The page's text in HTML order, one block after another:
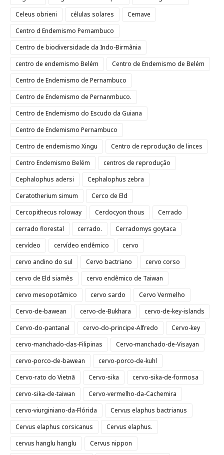
Celeus obrieni
células solares
Cemave
Centro d Endemismo Pernambuco
Centro de biodiversidade da Indo-Birmânia
centro de endemismo Belém
Centro de Endemismo de Belém
Centro de Endemismo de Pernambuco
Centro de Endemismo de Pernanmbuco.
Centro de Endemismo do Escudo da Guiana
Centro de Endemismo Pernambuco
Centro de endemismo Xingu
Centro de reprodução de linces
Centro Endemismo Belém
centros de reprodução
Cephalophus adersi
Cephalophus zebra
Ceratotherium simum
Cerco de Eld
Cercopithecus roloway
Cerdocyon thous
Cerrado
cerrado florestal
cerrado.
Cerradomys goytaca
cervídeo
cervídeo endêmico
cervo
cervo andino do sul
Cervo bactriano
cervo corso
cervo de Eld siamês
cervo endêmico de Taiwan
cervo mesopotâmico
cervo sardo
Cervo Vermelho
Cervo-de-bawean
cervo-de-Bukhara
cervo-de-key-islands
Cervo-do-pantanal
cervo-do-principe-Alfredo
Cervo-key
cervo-manchado-das-Filipinas
Cervo-manchado-de-Visayan
cervo-porco-de-bawean
cervo-porco-de-kuhl
Cervo-rato do Vietnã
Cervo-sika
cervo-sika-de-formosa
cervo-sika-de-taiwan
Cervo-vermelho-da-Cachemira
cervo-viurginiano-da-Flórida
Cervus elaphus bactrianus
Cervus elaphus corsicanus
Cervus elaphus.
cervus hanglu hanglu
Cervus nippon